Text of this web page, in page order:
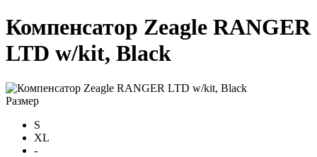
Компенсатор Zeagle RANGER
LTD w/kit, Black
Размер
S
XL
-